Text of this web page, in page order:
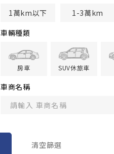
1萬km以下
1-3萬km
車輛種類
房車 SUV休旅車
車商名稱
清空篩選